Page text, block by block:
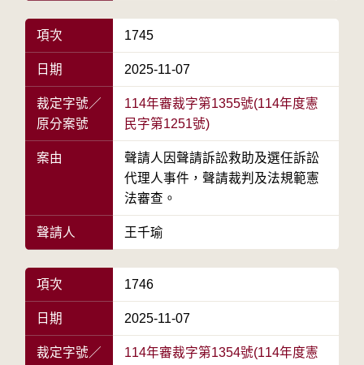
項次 1745
日期 2025-11-07
裁定字號／
原分案號
114年審裁字第1355號(114年度憲
民字第1251號)
案由
聲請人因聲請訴訟救助及選任訴訟
代理人事件，聲請裁判及法規範憲
法審查。
聲請人 王千瑜
項次 1746
日期 2025-11-07
裁定字號／
114年審裁字第1354號(114年度憲